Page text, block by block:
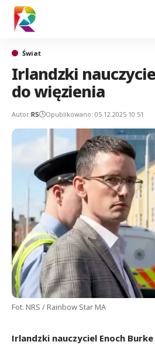
Świat
Irlandzki
do więzienia
Autor:RS Opublikowano: 05.12.2025 10:51
Fot. NRS / Rainbow Star MA
Irlandzki nauczyciel Enoch